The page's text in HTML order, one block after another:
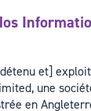
et]
une
en